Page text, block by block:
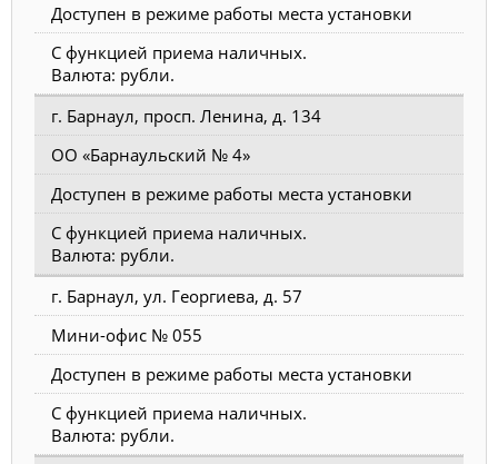
Доступен в режиме работы места установки
С функцией приема наличных.
Валюта: рубли.
г. Барнаул, просп. Ленина, д. 134
ОО «Барнаульский № 4»
Доступен в режиме работы места установки
С функцией приема наличных.
Валюта: рубли.
г. Барнаул, ул. Георгиева, д. 57
Мини-офис № 055
Доступен в режиме работы места установки
С функцией приема наличных.
Валюта: рубли.